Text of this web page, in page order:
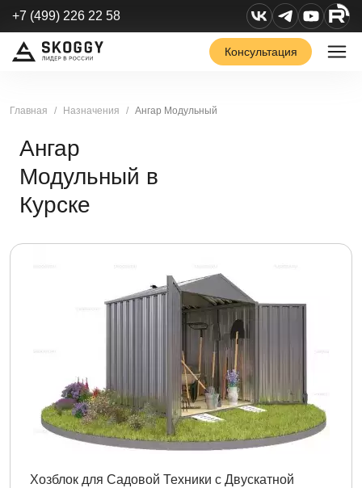
+7 (499) 226 22 58
Консультация
Главная Назначения Ангар Модульный
Ангар
Модульный в
Курске
Хозблок для Садовой Техники с Двускатной